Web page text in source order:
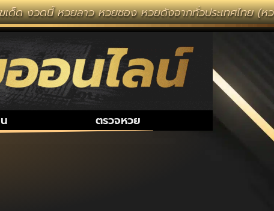
งวดนี้ หวยลาว หวยซอง หวยดังจากทั่วประเทศไทย (หวยไ
ตรวจหวย